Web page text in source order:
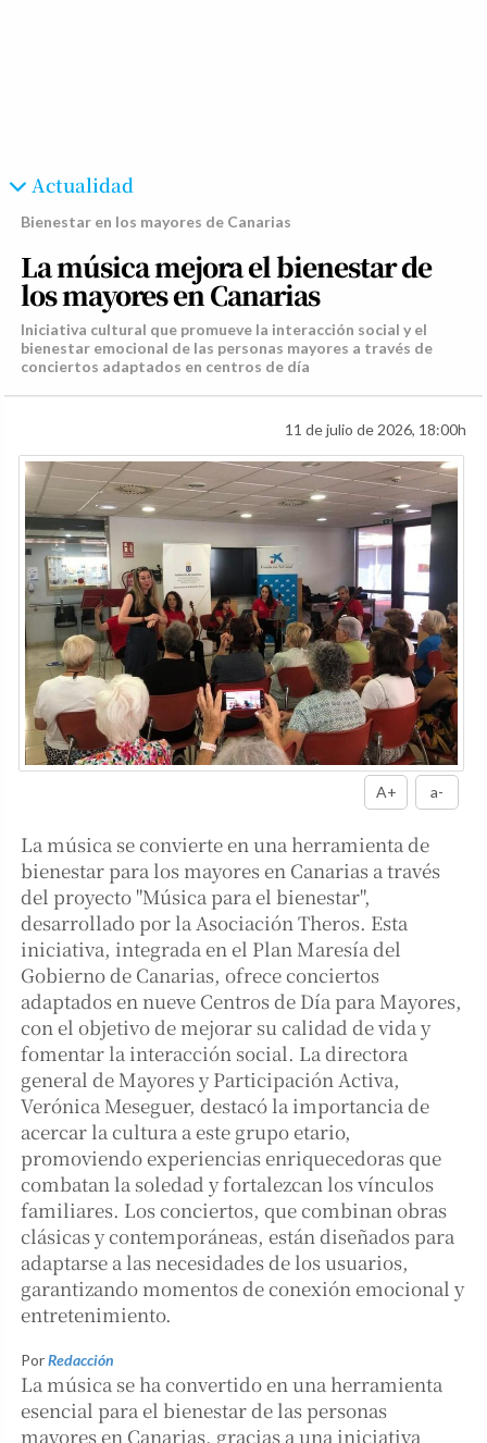
Actualidad
Bienestar en los mayores de Canarias
La música mejora el bienestar de
los mayores en Canarias
Iniciativa cultural que promueve la interacción social y el
bienestar emocional de las personas mayores a través de
conciertos adaptados en centros de día
11 de julio de 2026, 18:00h
A+ a-
La música se convierte en una herramienta de
bienestar para los mayores en Canarias a través
del proyecto "Música para el bienestar",
desarrollado por la Asociación Theros. Esta
iniciativa, integrada en el Plan Maresía del
Gobierno de Canarias, ofrece conciertos
adaptados en nueve Centros de Día para Mayores,
con el objetivo de mejorar su calidad de vida y
fomentar la interacción social. La directora
general de Mayores y Participación Activa,
Verónica Meseguer, destacó la importancia de
acercar la cultura a este grupo etario,
promoviendo experiencias enriquecedoras que
combatan la soledad y fortalezcan los vínculos
familiares. Los conciertos, que combinan obras
clásicas y contemporáneas, están diseñados para
adaptarse a las necesidades de los usuarios,
garantizando momentos de conexión emocional y
entretenimiento.
PorRedacción
La música se ha convertido en una herramienta
esencial para el bienestar de las personas
mayores en Canarias, gracias a una iniciativa